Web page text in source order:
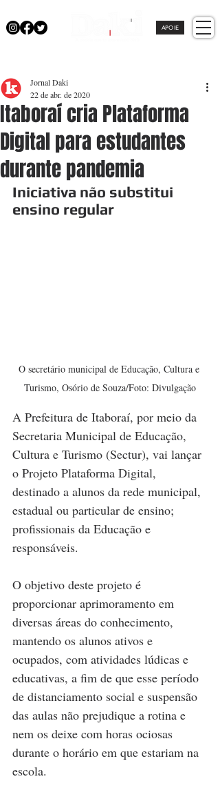
APOIE
Itaboraí cria Plataforma
Digital para estudantes
durante pandemia
Jornal Daki
22 de abr. de 2020
Iniciativa não substitui
ensino regular
O secretário municipal de Educação, Cultura e
Turismo, Osório de Souza/Foto: Divulgação
A Prefeitura de Itaboraí, por meio da
Secretaria Municipal de Educação,
Cultura e Turismo (Sectur), vai lançar
o Projeto Plataforma Digital,
destinado a alunos da rede municipal,
estadual ou particular de ensino;
profissionais da Educação e
responsáveis.
O objetivo deste projeto é
proporcionar aprimoramento em
diversas áreas do conhecimento,
mantendo os alunos ativos e
ocupados, com atividades lúdicas e
educativas, a fim de que esse período
de distanciamento social e suspensão
das aulas não prejudique a rotina e
nem os deixe com horas ociosas
durante o horário em que estariam na
escola.